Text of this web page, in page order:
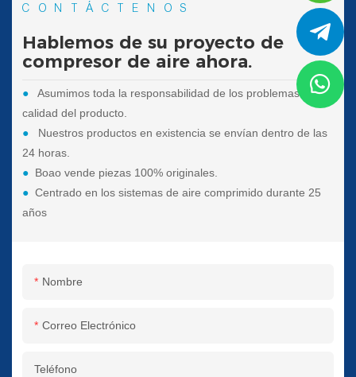
CONTÁCTENOS
Hablemos de su proyecto de
compresor de aire ahora.
●
Asumimos toda la responsabilidad de los problemas de
calidad del producto.
●
Nuestros productos en existencia se envían dentro de las
24 horas.
● Boao vende piezas 100% originales.
●Centrado en los sistemas de aire comprimido durante 25
años
Nombre
Correo Electrónico
Teléfono